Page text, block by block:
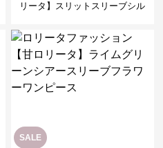
リータ】スリットスリーブシル
SALE